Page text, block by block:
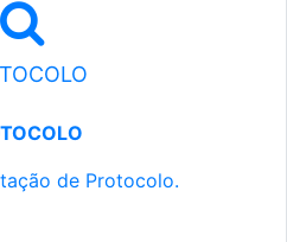
de Protocolo.